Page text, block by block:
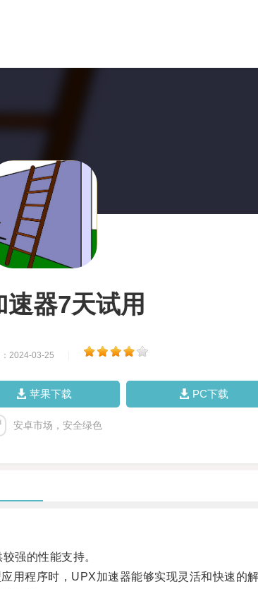
器7天试用
2024-03-25
苹果下载 PC下载
安卓市场，安全绿色
强的性能支持。
程序时，UPX加速器能够实现灵活和快速的解